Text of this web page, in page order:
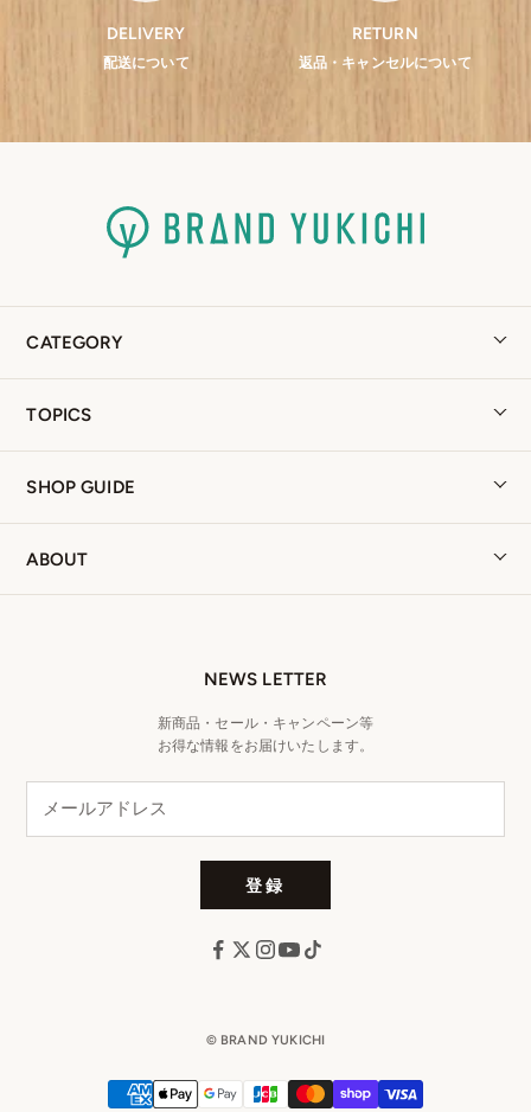
DELIVERY
配送について
RETURN
返品・キャンセルについて
CATEGORY
TOPICS
SHOP GUIDE
ABOUT
NEWS LETTER
新商品・セール・キャンペーン等
お得な情報をお届けいたします。
登録
© BRAND YUKICHI